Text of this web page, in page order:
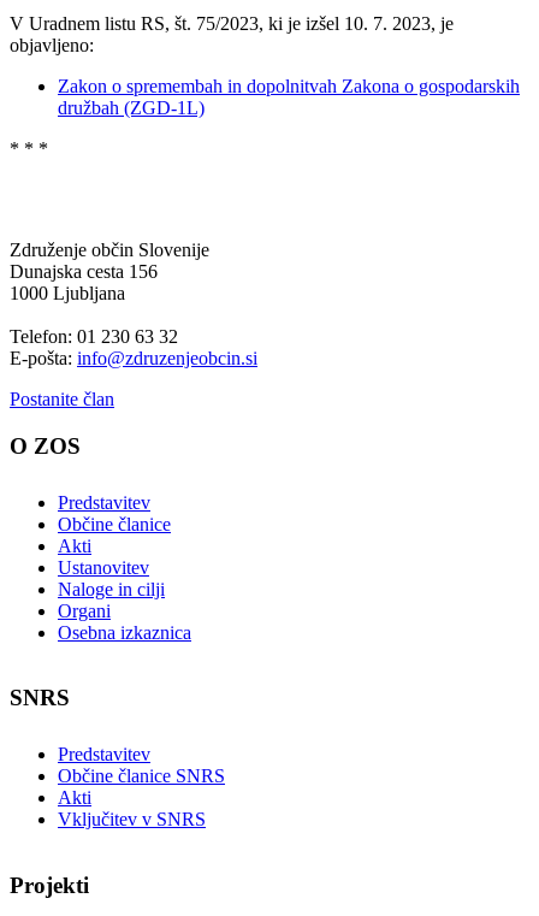
V Uradnem listu RS, št. 75/2023, ki je izšel 10. 7. 2023, je
objavljeno:
Zakon o spremembah in dopolnitvah Zakona o gospodarskih
družbah (ZGD-1L)
* * *
Združenje občin Slovenije
Dunajska cesta 156
1000 Ljubljana
Telefon: 01 230 63 32
E-pošta: info@zdruzenjeobcin.si
Postanite član
O ZOS
Predstavitev
Občine članice
Akti
Ustanovitev
Naloge in cilji
Organi
Osebna izkaznica
SNRS
Predstavitev
Občine članice SNRS
Akti
Vključitev v SNRS
Projekti